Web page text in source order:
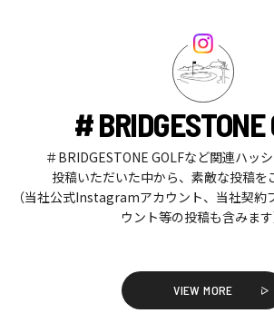
# BRIDGESTONE
＃BRIDGESTONE GOLFなど関連ハッ
投稿いただいた中から、素敵な投稿を
（当社公式Instagramアカウント、当社契
ウント等の投稿も含みます
VIEW MORE